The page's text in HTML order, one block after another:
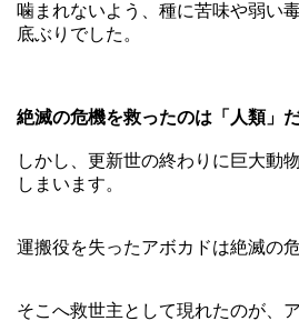
噛まれないよう、種に苦味や弱い
底ぶりでした。
絶滅の危機を救ったのは「人類」
しかし、更新世の終わりに巨大動
しまいます。
運搬役を失ったアボカドは絶滅の危
そこへ救世主として現れたのが、